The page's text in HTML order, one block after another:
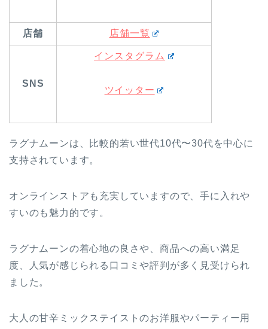
店舗 店舗一覧
SNS
インスタグラム
ツイッター
ラグナムーンは、比較的若い世代10代〜30代を中心に
支持されています。
オンラインストアも充実していますので、手に入れや
すいのも魅力的です。
ラグナムーンの着心地の良さや、商品への高い満足
度、人気が感じられる口コミや評判が多く見受けられ
ました。
大人の甘辛ミックステイストのお洋服やパーティー用